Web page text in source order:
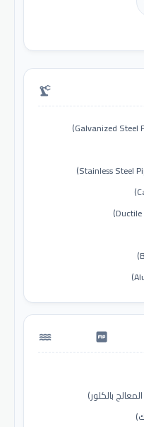
precision_manufacturing
water_pump